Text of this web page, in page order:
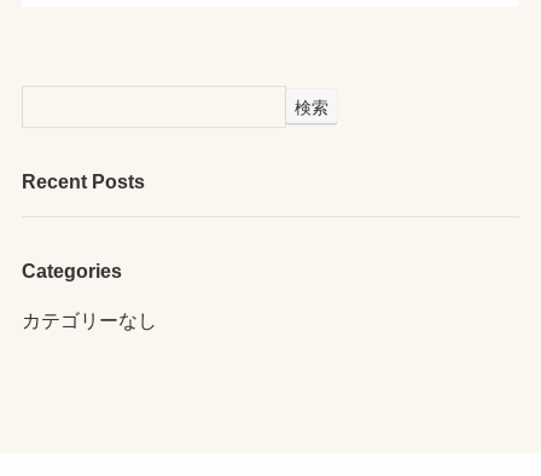
検索
Recent Posts
Categories
カテゴリーなし